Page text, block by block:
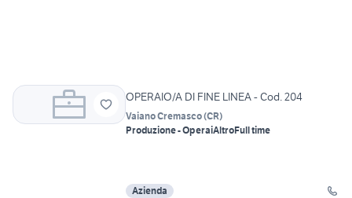
OPERAIO/A DI FINE LINEA - Cod. 204
Vaiano Cremasco(CR)
Produzione - OperaiAltroFull time
Azienda